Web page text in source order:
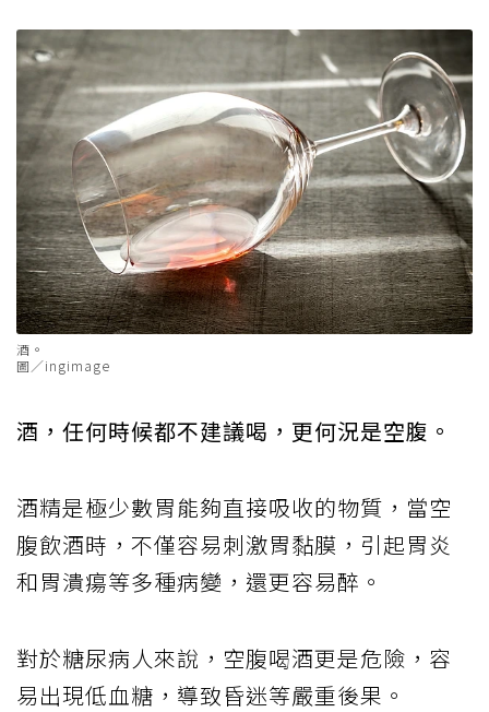
酒。
圖／ingimage
酒，任何時候都不建議喝，更何況是空腹。
酒精是極少數胃能夠直接吸收的物質，當空
腹飲酒時，不僅容易刺激胃黏膜，引起胃炎
和胃潰瘍等多種病變，還更容易醉。
對於糖尿病人來說，空腹喝酒更是危險，容
易出現低血糖，導致昏迷等嚴重後果。